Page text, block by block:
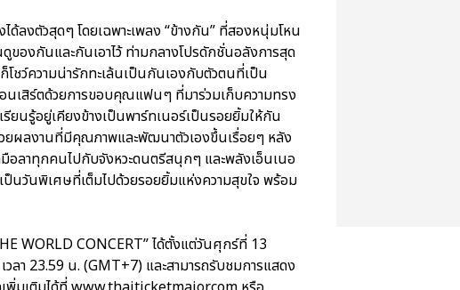
ด้ลงตัวสุดๆ โดยเฉพาะเพลง “ข้างกัน” ที่สองหนุ่มโหน
องกันและกันเอาไว้ ท่ามกลางโปรดักชั่นอลังการสุด
โชว์ความน่ารักทะเล้นเป็นกันเองกับตัวตนที่เป็น
นเสิร์ตด้วยการขอบคุณแฟนๆ ที่มาร่วมเก็บความทรง
นรู้อยู่เคียงข้างเป็นพาร์ทเนอร์เป็นรอยยิ้มให้กัน
ยผลงานที่มีคุณภาพและพัฒนาตัวเองขึ้นเรื่อยๆ หลัง
อลาทุกคนไปกับจังหวะดนตรีสนุกๆ และพลังเอ็นเนอ
นวันพิเศษที่เต็มไปด้วยรอยยิ้มแห่งความสุขใจ พร้อม
WORLD CONCERT” ได้ตั้งแต่วันศุกร์ที่ 13
ลา 23.59 น. (GMT+7) และสามารถรับชมการแสดง